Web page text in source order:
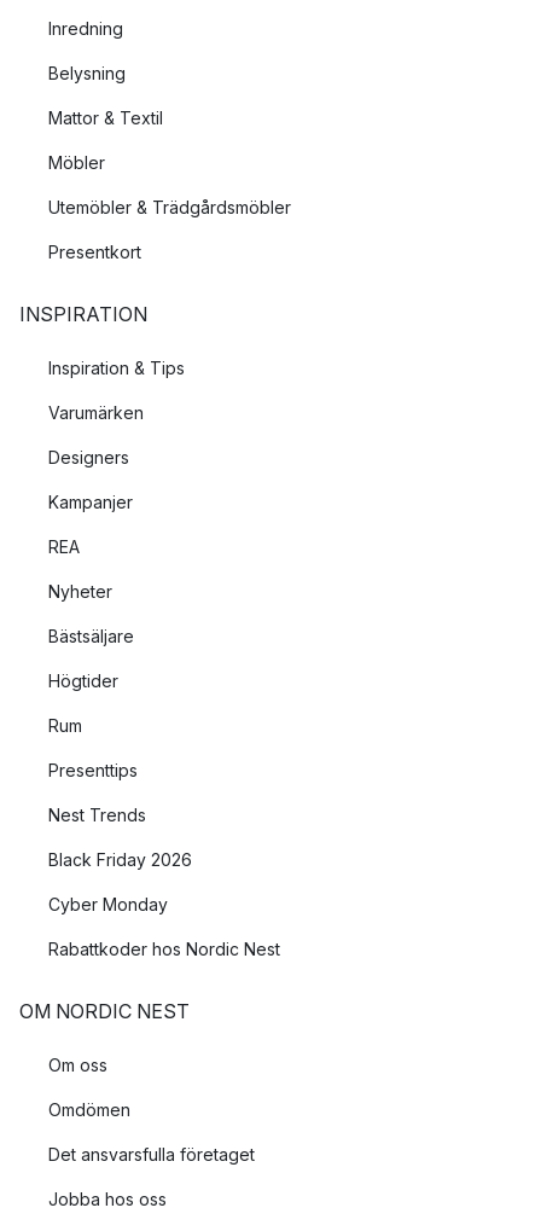
för att försäkra sig att produkterna produceras enligt Muurlas
standards.
Inredning
Belysning
Mattor & Textil
Möbler
Utemöbler & Trädgårdsmöbler
Presentkort
INSPIRATION
Inspiration & Tips
Varumärken
Designers
Kampanjer
REA
Nyheter
Bästsäljare
Högtider
Rum
Presenttips
Nest Trends
Black Friday 2026
Cyber Monday
Rabattkoder hos Nordic Nest
OM NORDIC NEST
Om oss
Omdömen
Det ansvarsfulla företaget
Jobba hos oss